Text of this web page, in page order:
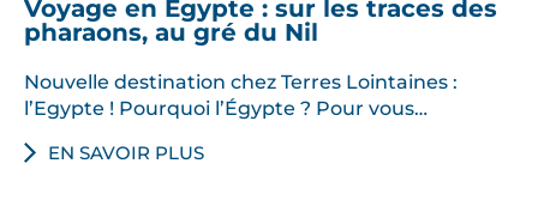
Voyage en Égypte : sur les traces des
pharaons, au gré du Nil
Nouvelle destination chez Terres Lointaines :
l’Egypte !​ Pourquoi l’Égypte ? Pour vous…
EN SAVOIR PLUS